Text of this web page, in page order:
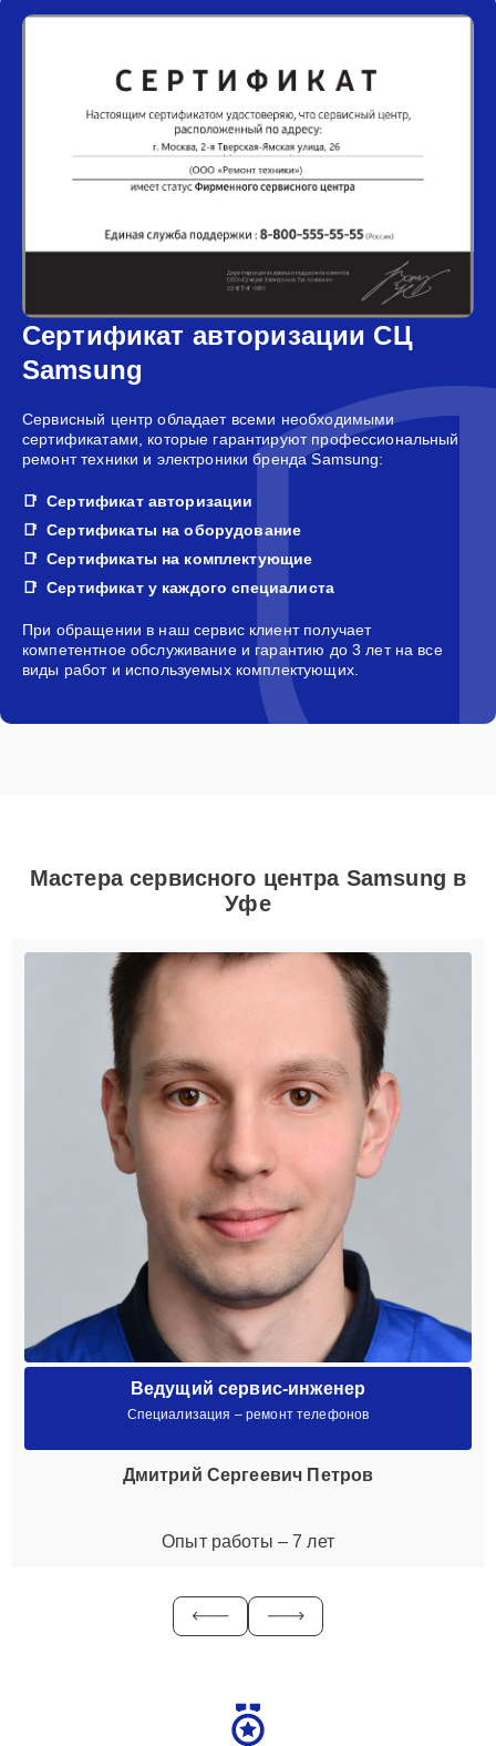
Сертификат авторизации СЦ
Samsung
Сервисный центр обладает всеми необходимыми
сертификатами, которые гарантируют профессиональный
ремонт техники и электроники бренда Samsung:
Сертификат авторизации
Сертификаты на оборудование
Сертификаты на комплектующие
Сертификат у каждого специалиста
При обращении в наш сервис клиент получает
компетентное обслуживание и гарантию до 3 лет на все
виды работ и используемых комплектующих.
Мастера сервисного центра Samsung в
Уфе
Ведущий сервис-инженер
Специализация – ремонт телефонов
Дмитрий Сергеевич Петров
Опыт работы – 7 лет